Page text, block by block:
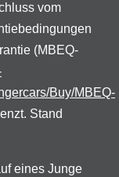
vom
(MBEQ-
Buy/MBEQ-
Stand
eines Junge